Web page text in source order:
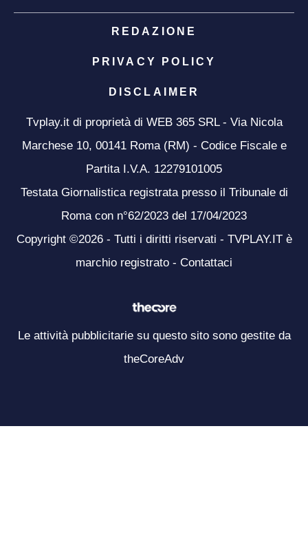
REDAZIONE
PRIVACY POLICY
DISCLAIMER
Tvplay.it di proprietà di WEB 365 SRL - Via Nicola
Marchese 10, 00141 Roma (RM) - Codice Fiscale e
Partita I.V.A. 12279101005
Testata Giornalistica registrata presso il Tribunale di
Roma con n°62/2023 del 17/04/2023
Copyright ©2026 - Tutti i diritti riservati - TVPLAY.IT è
marchio registrato - Contattaci
Le attività pubblicitarie su questo sito sono gestite da
theCoreAdv